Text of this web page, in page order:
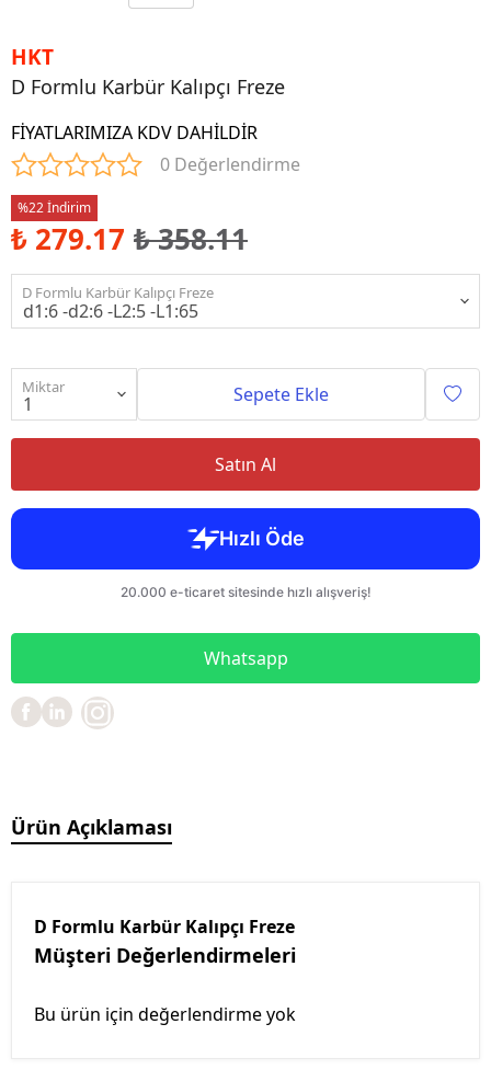
HKT
D Formlu Karbür Kalıpçı Freze
FİYATLARIMIZA KDV DAHİLDİR
0 Değerlendirme
%22 İndirim
₺ 279.17 ₺ 358.11
D Formlu Karbür Kalıpçı Freze
Miktar Sepete Ekle
Satın Al
Whatsapp
Ürün Açıklaması
D Formlu Karbür Kalıpçı Freze
Müşteri Değerlendirmeleri
Bu ürün için değerlendirme yok